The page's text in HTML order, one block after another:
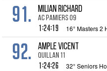
91. MILIAN Richard
AC Pamiers 09
1:24:19 16° Masters 2
92. AMPLE Vicent
Quillan 11
1:24:26 32° Seniors